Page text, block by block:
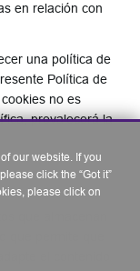
en relación con
una política de
Política de
no es
prevalecerá la
que almacenan
que permite que
el contenido
our website. If you
click the “Got it”
please click on